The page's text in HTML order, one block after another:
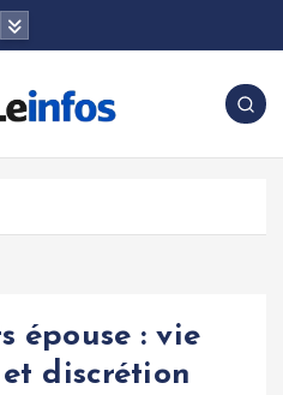
épouse : vie
discrétion